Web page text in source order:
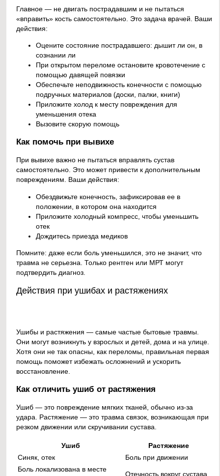
Главное — не двигать пострадавшим и не пытаться
«вправить» кость самостоятельно. Это задача врачей. Ваши
действия:
Оцените состояние пострадавшего: дышит ли он, в
сознании ли
При открытом переломе остановите кровотечение с
помощью давящей повязки
Обеспечьте неподвижность конечности с помощью
подручных материалов (доски, палки, книги)
Приложите холод к месту повреждения для
уменьшения отека
Вызовите скорую помощь
Как помочь при вывихе
При вывихе важно не пытаться вправлять сустав
самостоятельно. Это может привести к дополнительным
повреждениям. Ваши действия:
Обездвижьте конечность, зафиксировав ее в
положении, в котором она находится
Приложите холодный компресс, чтобы уменьшить
отек
Дождитесь приезда медиков
Помните: даже если боль уменьшился, это не значит, что
травма не серьезна. Только рентген или МРТ могут
подтвердить диагноз.
Действия при ушибах и растяжениях
Ушибы и растяжения — самые частые бытовые травмы.
Они могут возникнуть у взрослых и детей, дома и на улице.
Хотя они не так опасны, как переломы, правильная первая
помощь поможет избежать осложнений и ускорить
восстановление.
Как отличить ушиб от растяжения
Ушиб — это повреждение мягких тканей, обычно из-за
удара. Растяжение — это травма связок, возникающая при
резком движении или скручивании сустава.
Ушиб
Растяжение
Синяк, отек
Боль при движении
Боль локализована в месте
Отечность вокруг сустава